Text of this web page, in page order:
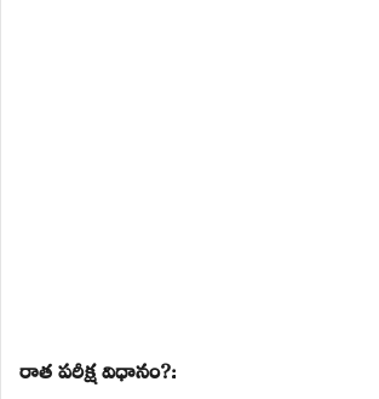
రాత పరీక్ష విధానం?: